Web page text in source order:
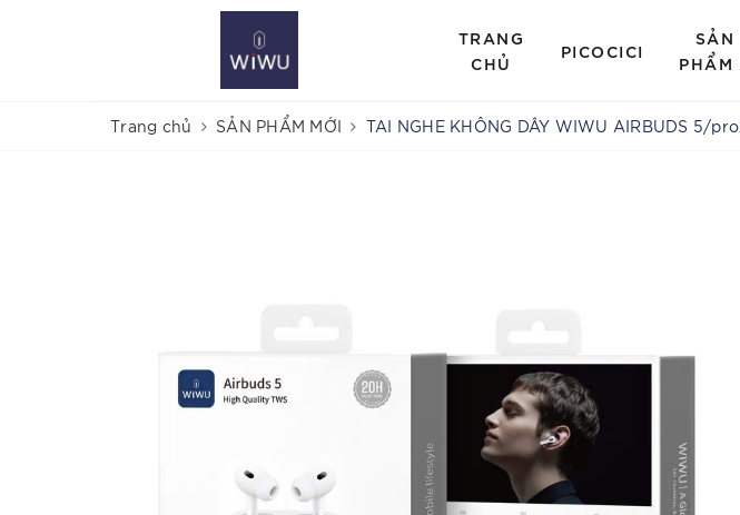
TRANG
CHỦ
PICOCICI
SẢN
PHẨM
Trang chủ SẢN PHẨM MỚI TAI NGHE KHÔNG DÂY WIWU AIRBUDS 5/